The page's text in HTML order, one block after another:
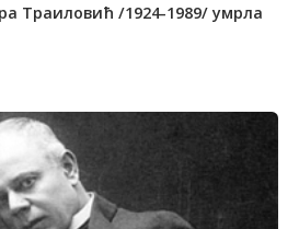
Траиловић /1924-1989/ умрла